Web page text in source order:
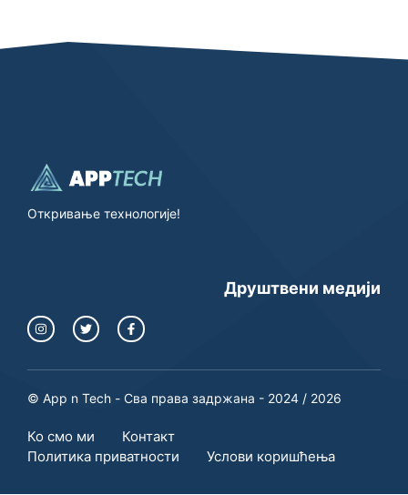
Откривање технологије!
Друштвени медији
© App n Tech - Сва права задржана - 2024 / 2026
Ко смо ми
Контакт
Политика приватности
Услови коришћења